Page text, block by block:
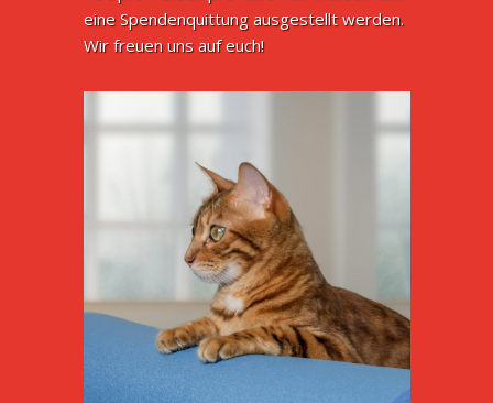
eine Spendenquittung ausgestellt werden.
Wir freuen uns auf euch!